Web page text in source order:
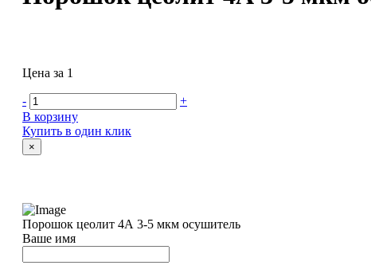
Цена за 1
-
+
В корзину
Купить в один клик
×
Порошок цеолит 4А 3-5 мкм осушитель
Ваше имя